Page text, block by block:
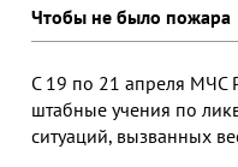
Чтобы не было пожара
С 19 по 21 апреля МЧС
штабные учения по
ситуаций, вызванных